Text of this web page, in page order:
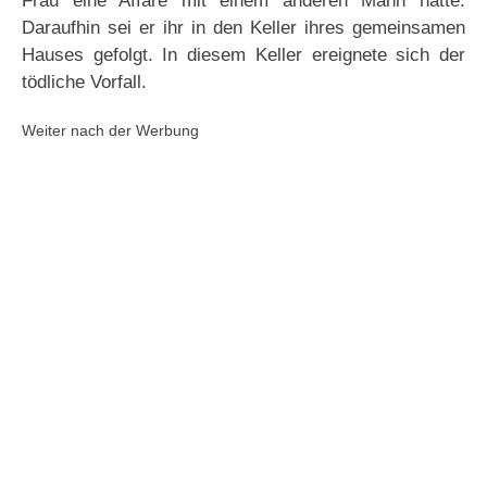
Daraufhin sei er ihr in den Keller ihres gemeinsamen
Hauses gefolgt. In diesem Keller ereignete sich der
tödliche Vorfall.
Weiter nach der Werbung